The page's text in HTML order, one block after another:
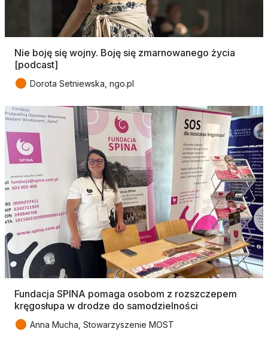
Nie boję się wojny. Boję się zmarnowanego życia
[podcast]
● Dorota Setniewska, ngo.pl
Fundacja SPINA pomaga osobom z rozszczepem
kręgosłupa w drodze do samodzielności
● Anna Mucha, Stowarzyszenie MOST